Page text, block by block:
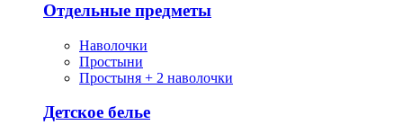
Отдельные предметы
Наволочки
Простыни
Простыня + 2 наволочки
Детское белье